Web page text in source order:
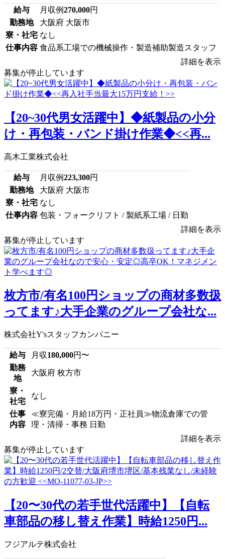
給与 月収例270,000円
勤務地
大阪府 大阪市
寮・社宅 なし
仕事内容 食品系工場での機械操作・製造補助製造スタッフ
詳細を表示
募集が停止しています
【20~30代男女活躍中】◆紙製品の小分
け・再包装・バンド掛け作業◆<<再...
高木工業株式会社
給与 月収例223,300円
勤務地
大阪府 大阪市
寮・社宅 なし
仕事内容 包装・フォークリフト / 製紙系工場 / 日勤
詳細を表示
募集が停止しています
枚方市/有名100円ショップの商材多数扱
ってます♪大手企業のグループ会社な...
株式会社Y'sスタッフカンパニー
給与 月収180,000円〜
勤務
地
大阪府 枚方市
寮・
社宅
なし
仕事
内容
≪寮完備・月給18万円・正社員≫物流倉庫での管
理・清掃・事務 日勤
詳細を表示
募集が停止しています
【20〜30代の若手世代活躍中】【自転
車部品の移し替え作業】時給1250円...
フジアルテ株式会社